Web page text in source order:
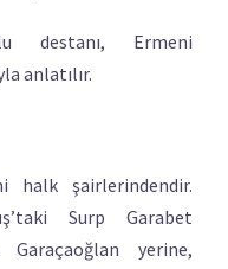
destanı, Ermeni
anlatılır.
halk şairlerindendir.
Surp Garabet
Garaçaoğlan yerine,